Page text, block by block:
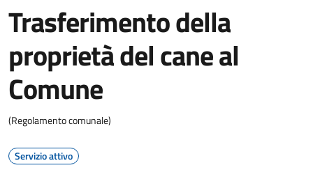
Trasferimento della
proprietà del cane al
Comune
(Regolamento comunale)
Servizio attivo